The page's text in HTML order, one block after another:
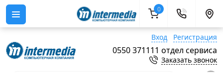
Вход Регистрация
0550 371111 отдел сервиса
Заказать звонок
0